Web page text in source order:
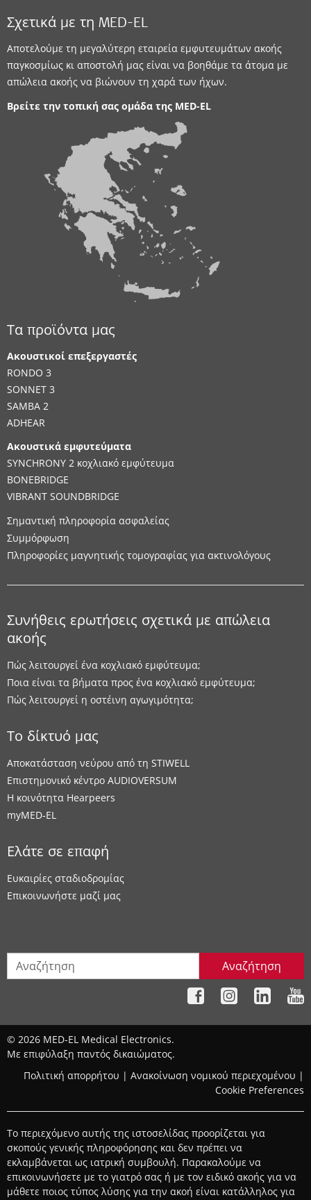
Σχετικά με τη MED-EL
Αποτελούμε τη μεγαλύτερη εταιρεία εμφυτευμάτων ακοής
παγκοσμίως κι αποστολή μας είναι να βοηθάμε τα άτομα με
απώλεια ακοής να βιώνουν τη χαρά των ήχων.
Βρείτε την τοπική σας ομάδα της MED-EL
Τα προϊόντα μας
Ακουστικοί επεξεργαστές
RONDO 3
SONNET 3
SAMBA 2
ADHEAR
Ακουστικά εμφυτεύματα
SYNCHRONY 2 κοχλιακό εμφύτευμα
BONEBRIDGE
VIBRANT SOUNDBRIDGE
Σημαντική πληροφορία ασφαλείας
Συμμόρφωση
Πληροφορίες μαγνητικής τομογραφίας για ακτινολόγους
Συνήθεις ερωτήσεις σχετικά με απώλεια
ακοής
Πώς λειτουργεί ένα κοχλιακό εμφύτευμα;
Ποια είναι τα βήματα προς ένα κοχλιακό εμφύτευμα;
Πώς λειτουργεί η οστέινη αγωγιμότητα;
Το δίκτυό μας
Αποκατάσταση νεύρου από τη STIWELL
Επιστημονικό κέντρο AUDIOVERSUM
Η κοινότητα Hearpeers
myMED‑EL
Ελάτε σε επαφή
Ευκαιρίες σταδιοδρομίας
Επικοινωνήστε μαζί μας
Αναζήτηση
© 2026 MED-EL Medical Electronics.
Με επιφύλαξη παντός δικαιώματος.
Πολιτική απορρήτου | Ανακοίνωση νομικού περιεχομένου |
Cookie Preferences
Το περιεχόμενο αυτής της ιστοσελίδας προορίζεται για
σκοπούς γενικής πληροφόρησης και δεν πρέπει να
εκλαμβάνεται ως ιατρική συμβουλή. Παρακαλούμε να
επικοινωνήσετε με το γιατρό σας ή με τον ειδικό ακοής για να
μάθετε ποιος τύπος λύσης για την ακοή είναι κατάλληλος για